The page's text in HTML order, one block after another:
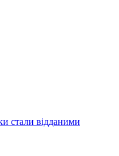
стали відданими